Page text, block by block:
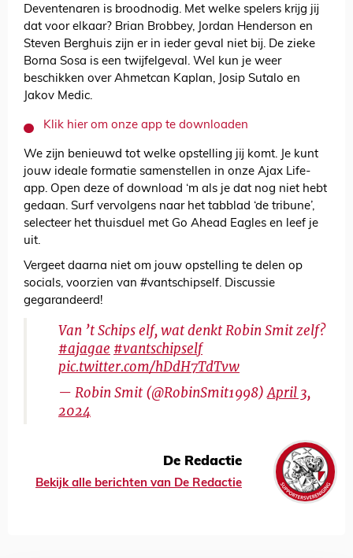
Deventenaren is broodnodig. Met welke spelers krijg jij
dat voor elkaar? Brian Brobbey, Jordan Henderson en
Steven Berghuis zijn er in ieder geval niet bij. De zieke
Borna Sosa is een twijfelgeval. Wel kun je weer
beschikken over Ahmetcan Kaplan, Josip Sutalo en
Jakov Medic.
Klik hier om onze app te downloaden
We zijn benieuwd tot welke opstelling jij komt. Je kunt
jouw ideale formatie samenstellen in onze Ajax Life-
app. Open deze of download ‘m als je dat nog niet hebt
gedaan. Surf vervolgens naar het tabblad ‘de tribune’,
selecteer het thuisduel met Go Ahead Eagles en leef je
uit.
Vergeet daarna niet om jouw opstelling te delen op
socials, voorzien van #vantschipself. Discussie
gegarandeerd!
Van ’t Schips elf, wat denkt Robin Smit zelf?
#ajagae #vantschipself
pic.twitter.com/hDdH7TdTvw
— Robin Smit (@RobinSmit1998)April 3,
2024
De Redactie
Bekijk alle berichten van De Redactie